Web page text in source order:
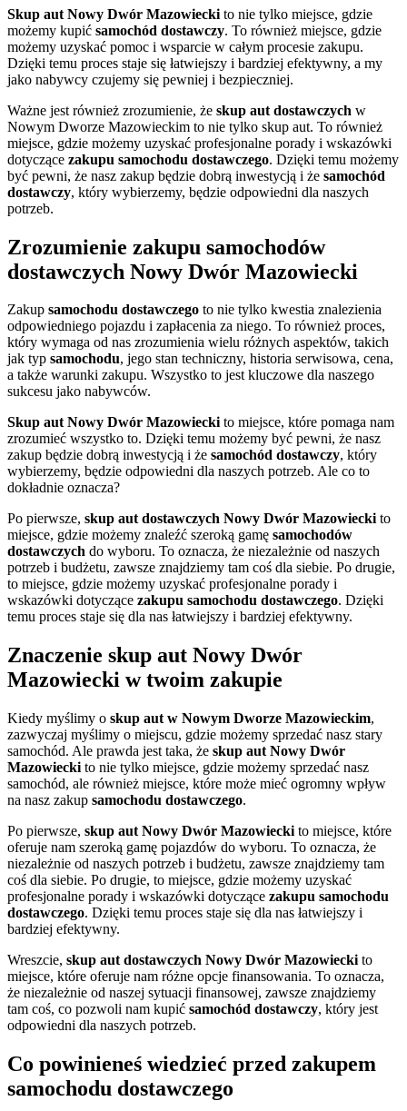
Skup aut Nowy Dwór Mazowiecki to nie tylko miejsce, gdzie
możemy kupić samochód dostawczy. To również miejsce, gdzie
możemy uzyskać pomoc i wsparcie w całym procesie zakupu.
Dzięki temu proces staje się łatwiejszy i bardziej efektywny, a my
jako nabywcy czujemy się pewniej i bezpieczniej.
Ważne jest również zrozumienie, że skup aut dostawczych w
Nowym Dworze Mazowieckim to nie tylko skup aut. To również
miejsce, gdzie możemy uzyskać profesjonalne porady i wskazówki
dotyczące zakupu samochodu dostawczego. Dzięki temu możemy
być pewni, że nasz zakup będzie dobrą inwestycją i że samochód
dostawczy, który wybierzemy, będzie odpowiedni dla naszych
potrzeb.
Zrozumienie zakupu samochodów
dostawczych Nowy Dwór Mazowiecki
Zakup samochodu dostawczego to nie tylko kwestia znalezienia
odpowiedniego pojazdu i zapłacenia za niego. To również proces,
który wymaga od nas zrozumienia wielu różnych aspektów, takich
jak typ samochodu, jego stan techniczny, historia serwisowa, cena,
a także warunki zakupu. Wszystko to jest kluczowe dla naszego
sukcesu jako nabywców.
Skup aut Nowy Dwór Mazowieckito miejsce, które pomaga nam
zrozumieć wszystko to. Dzięki temu możemy być pewni, że nasz
zakup będzie dobrą inwestycją i że samochód dostawczy, który
wybierzemy, będzie odpowiedni dla naszych potrzeb. Ale co to
dokładnie oznacza?
Po pierwsze, skup aut dostawczych Nowy Dwór Mazowieckito
miejsce, gdzie możemy znaleźć szeroką gamę samochodów
dostawczych do wyboru. To oznacza, że niezależnie od naszych
potrzeb i budżetu, zawsze znajdziemy tam coś dla siebie. Po drugie,
to miejsce, gdzie możemy uzyskać profesjonalne porady i
wskazówki dotyczące zakupu samochodu dostawczego. Dzięki
temu proces staje się dla nas łatwiejszy i bardziej efektywny.
Znaczenie skup aut Nowy Dwór
Mazowiecki w twoim zakupie
Kiedy myślimy o skup aut w Nowym Dworze Mazowieckim,
zazwyczaj myślimy o miejscu, gdzie możemy sprzedać nasz stary
samochód. Ale prawda jest taka, że skup aut Nowy Dwór
Mazowiecki to nie tylko miejsce, gdzie możemy sprzedać nasz
samochód, ale również miejsce, które może mieć ogromny wpływ
na nasz zakup samochodu dostawczego.
Po pierwsze, skup aut Nowy Dwór Mazowiecki to miejsce, które
oferuje nam szeroką gamę pojazdów do wyboru. To oznacza, że
niezależnie od naszych potrzeb i budżetu, zawsze znajdziemy tam
coś dla siebie. Po drugie, to miejsce, gdzie możemy uzyskać
profesjonalne porady i wskazówki dotyczące zakupu samochodu
dostawczego. Dzięki temu proces staje się dla nas łatwiejszy i
bardziej efektywny.
Wreszcie, skup aut dostawczych Nowy Dwór Mazowiecki to
miejsce, które oferuje nam różne opcje finansowania. To oznacza,
że niezależnie od naszej sytuacji finansowej, zawsze znajdziemy
tam coś, co pozwoli nam kupić samochód dostawczy, który jest
odpowiedni dla naszych potrzeb.
Co powinieneś wiedzieć przed zakupem
samochodu dostawczego